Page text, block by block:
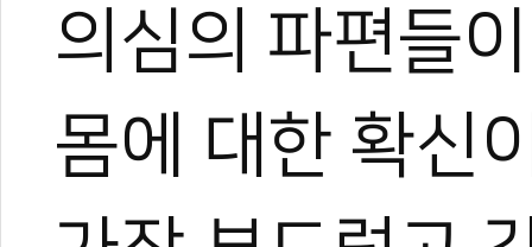
의심의 파편들
몸에 대한 확신